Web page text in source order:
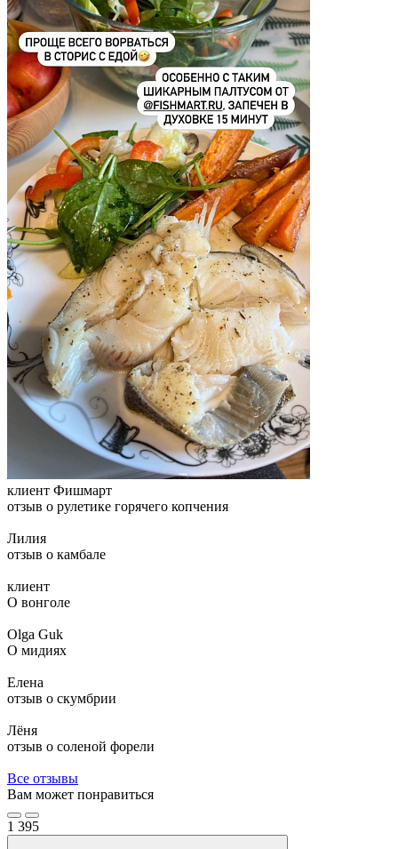
клиент Фишмарт
отзыв о рулетике горячего копчения
Лилия
отзыв о камбале
клиент
О вонголе
Olga Guk
О мидиях
Елена
отзыв о скумбрии
Лёня
отзыв о соленой форели
Все отзывы
Вам может понравиться
1 395